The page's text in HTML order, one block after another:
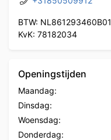
BTW: NL861293460B01
KvK: 78182034
Openingstijden
Maandag:
Dinsdag:
Woensdag:
Donderdag: